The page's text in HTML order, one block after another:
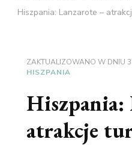
Hiszpania: Lanzarote –
ZAKTUALIZOWANO W DNIU
HISZPANIA
Hiszpania:
atrakcje